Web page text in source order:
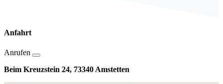
Anfahrt
Anrufen
Beim Kreuzstein 24, 73340 Amstetten